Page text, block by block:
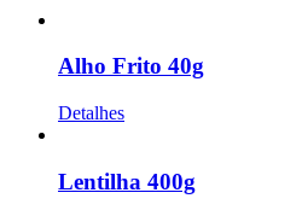
Alho Frito 40g
Detalhes
Lentilha 400g